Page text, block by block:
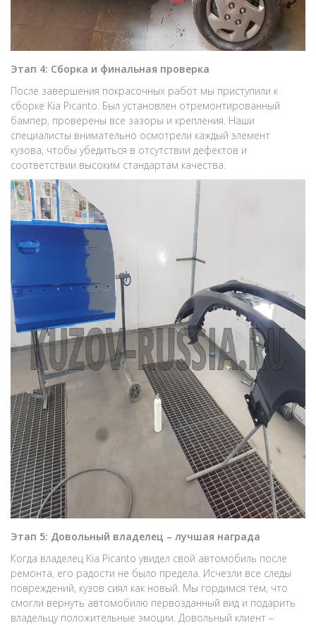
Этап 4: Сборка и финальная проверка
После завершения покрасочных работ мы приступили к
сборке Kia Picanto. Был установлен отремонтированный
бампер, проверены все зазоры и крепления. Наши
специалисты внимательно осмотрели каждый элемент
кузова, чтобы убедиться в отсутствии дефектов и
соответствии высоким стандартам качества.
Этап 5: Довольный владелец – лучшая награда
Когда владелец Kia Picanto увидел свой автомобиль после
ремонта, его радости не было предела. Исчезли все следы
повреждений, кузов сиял как новый. Мы гордимся тем, что
смогли вернуть автомобилю первозданный вид и подарить
владельцу положительные эмоции. Довольный клиент –